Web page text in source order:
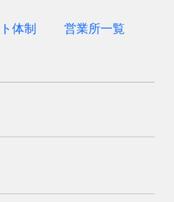
体制
営業所一覧